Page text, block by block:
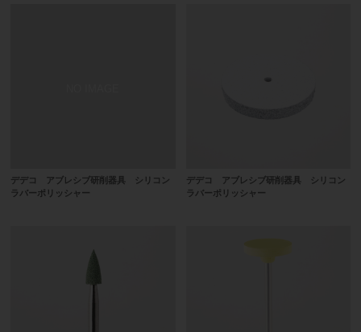
デデコ アブレシブ研削器具 シリコン
ラバーポリッシャー
デデコ アブレシブ研削器具 シリコン
ラバーポリッシャー